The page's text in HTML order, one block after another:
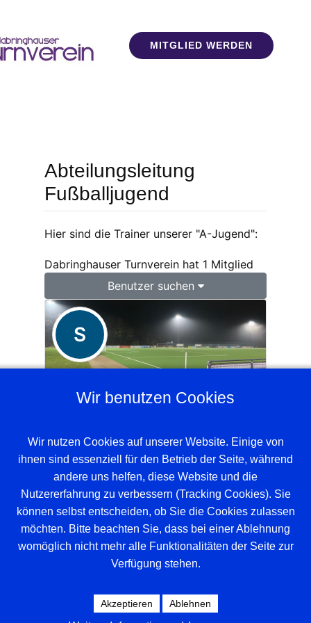
MITGLIED WERDEN
Abteilungsleitung
Fußballjugend
Hier sind die Trainer unserer "A-Jugend":
Dabringhauser Turnverein hat 1 Mitglied
Benutzer suchen
S
E-Junioren, Vorstand Jugendfußball,
Powered by Community Builder
Wir benutzen Cookies
Wir nutzen Cookies auf unserer Website. Einige von
ihnen sind essenziell für den Betrieb der Seite, während
andere uns helfen, diese Website und die
Nutzererfahrung zu verbessern (Tracking Cookies). Sie
können selbst entscheiden, ob Sie die Cookies zulassen
möchten. Bitte beachten Sie, dass bei einer Ablehnung
womöglich nicht mehr alle Funktionalitäten der Seite zur
Verfügung stehen.
Akzeptieren Ablehnen